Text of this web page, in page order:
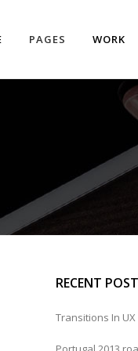
PAGES WORK
Vertical Floating
Vertical Wide
Small Slider Project
Video (In Any
RECENT
Transitions In UX